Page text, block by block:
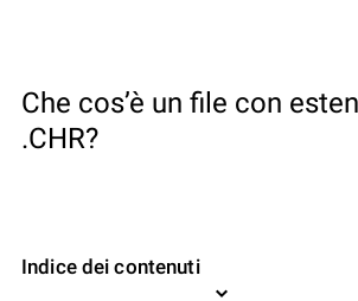
Che cos’è un file con
.CHR?
Indice dei contenuti